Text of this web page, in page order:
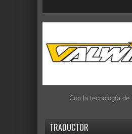
Con la tecnología de
TRADUCTOR